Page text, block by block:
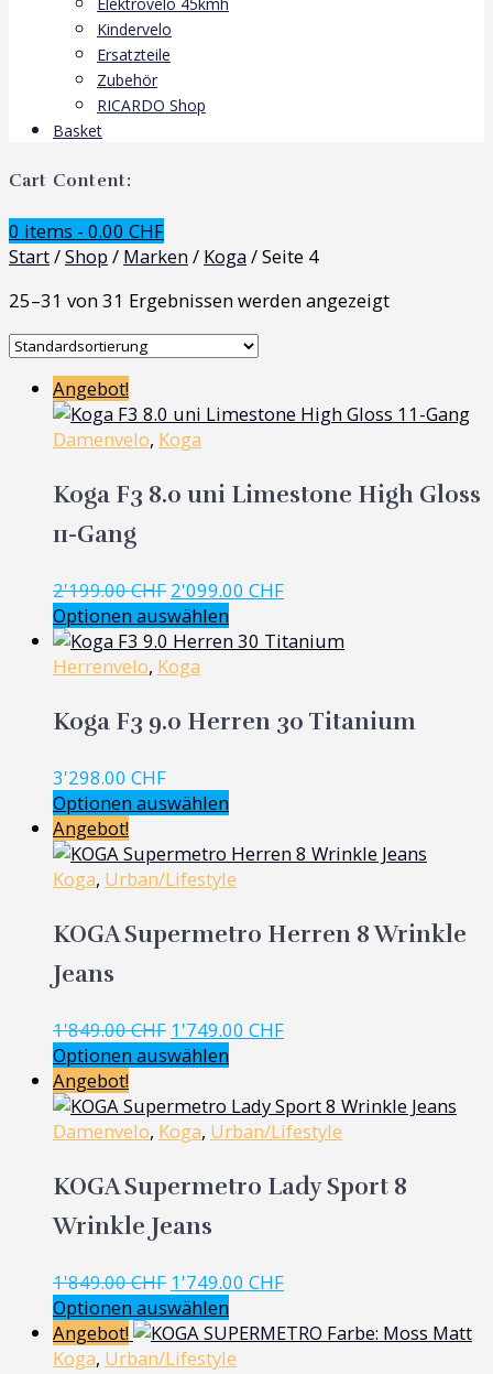
Elektrovelo 45kmh
Kindervelo
Ersatzteile
Zubehör
RICARDO Shop
Basket
Cart Content:
0 items - 0.00 CHF
Start/Shop / Marken / Koga / Seite 4
25–31 von 31 Ergebnissen werden angezeigt
Angebot!
Damenvelo, Koga
Koga F3 8.0 uni Limestone High Gloss
11-Gang
2'199.00CHF Ursprünglicher
Preis
war:
2'199.00 CHF
2'099.00 CHFAktueller
ist:
Optionen auswählen
Herrenvelo, Koga
Koga F3 9.0 Herren 30 Titanium
3'298.00 CHF
Optionen auswählen
Angebot!
Koga, Urban/Lifestyle
KOGA Supermetro Herren 8 Wrinkle
Jeans
1'849.00CHF Ursprünglicher
Preis
1'849.00 CHF
1'749.00 CHFAktueller
1'749.00 CHF.
Optionen auswählen
Angebot!
Damenvelo, Koga, Urban/Lifestyle
KOGA Supermetro Lady Sport 8
Wrinkle Jeans
1'849.00CHF Ursprünglicher
Preis
war:
1'849.00 CHF
1'749.00 CHFAktueller
ist:
Optionen auswählen
Angebot!
Koga, Urban/Lifestyle